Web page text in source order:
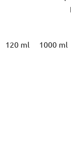
120 ml 1000 ml